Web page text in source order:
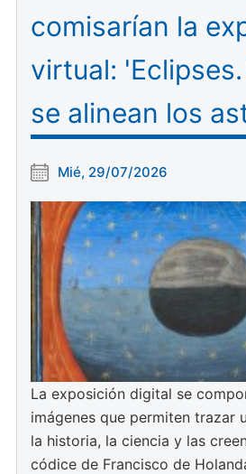
comisarían la
virtual:
se alinean los
Mié, 29/07/2026
La exposición digital se
imágenes que permiten trazar
la historia, la ciencia y las
códice de Francisco de